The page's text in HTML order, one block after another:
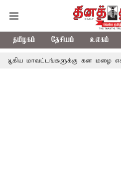
தமிழகம் தேசியம் உலகம்
கன மழை எச்சரிக்கை